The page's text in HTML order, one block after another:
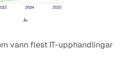
vann flest IT-upphandlingar